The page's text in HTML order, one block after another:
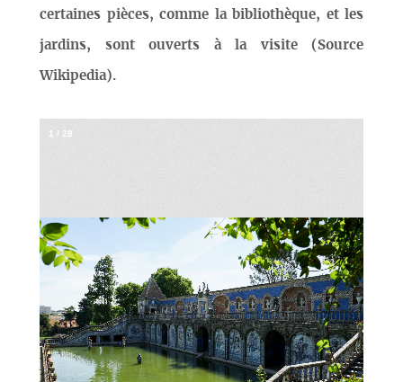
certaines pièces, comme la bibliothèque, et les
jardins, sont ouverts à la visite (Source
Wikipedia).
1 / 28